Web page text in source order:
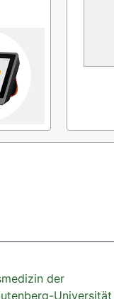
der
Universität